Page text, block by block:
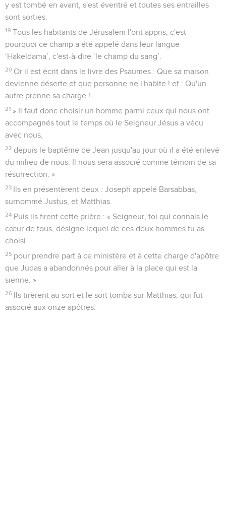
y est tombé en avant, s'est éventré et toutes ses entrailles
sont sorties.
19 Tous les habitants de Jérusalem l'ont appris, c'est
pourquoi ce champ a été appelé dans leur langue
‘Hakeldama’, c'est-à-dire ‘le champ du sang’.
20 Or il est écrit dans le livre des Psaumes : Que sa maison
devienne déserte et que personne ne l'habite ! et : Qu'un
autre prenne sa charge !
21 » Il faut donc choisir un homme parmi ceux qui nous ont
accompagnés tout le temps où le Seigneur Jésus a vécu
avec nous,
22 depuis le baptême de Jean jusqu'au jour où il a été enlevé
du milieu de nous. Il nous sera associé comme témoin de sa
résurrection. »
23 Ils en présentèrent deux : Joseph appelé Barsabbas,
surnommé Justus, et Matthias.
24 Puis ils firent cette prière : « Seigneur, toi qui connais le
cœur de tous, désigne lequel de ces deux hommes tu as
choisi
25 pour prendre part à ce ministère et à cette charge d'apôtre
que Judas a abandonnés pour aller à la place qui est la
sienne. »
26 Ils tirèrent au sort et le sort tomba sur Matthias, qui fut
associé aux onze apôtres.